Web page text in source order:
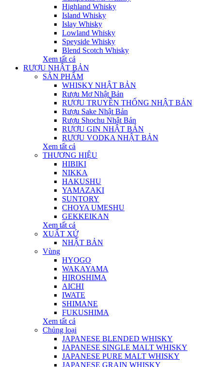
Highland Whisky
Island Whisky
Islay Whisky
Lowland Whisky
Speyside Whisky
Blend Scotch Whisky
Xem tất cả
RƯỢU NHẬT BẢN
SẢN PHẨM
WHISKY NHẬT BẢN
Rượu Mơ Nhật Bản
RƯỢU TRUYỀN THỐNG NHẬT BẢN
Rượu Sake Nhật Bản
Rượu Shochu Nhật Bản
RƯỢU GIN NHẬT BẢN
RƯỢU VODKA NHẬT BẢN
Xem tất cả
THƯƠNG HIỆU
HIBIKI
NIKKA
HAKUSHU
YAMAZAKI
SUNTORY
CHOYA UMESHU
GEKKEIKAN
Xem tất cả
XUẤT XỨ
NHẬT BẢN
Vùng
HYOGO
WAKAYAMA
HIROSHIMA
AICHI
IWATE
SHIMANE
FUKUSHIMA
Xem tất cả
Chủng loại
JAPANESE BLENDED WHISKY
JAPANESE SINGLE MALT WHISKY
JAPANESE PURE MALT WHISKY
JAPANESE GRAIN WHISKY